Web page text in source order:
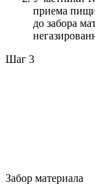
приема
до забора
Шаг 3
Забор материала